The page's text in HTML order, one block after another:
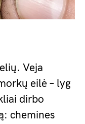
Veja
eilė – lyg
dirbo
chemines